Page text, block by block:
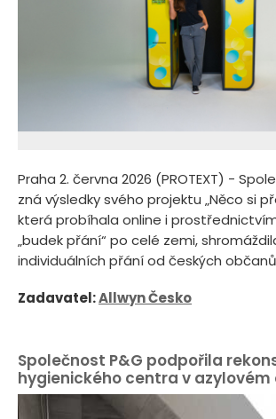
Praha 2. června 2026 (PROTEXT) -
zná výsledky svého projektu „Něco si
která probíhala online i
„budek přání“ po celé zemi,
individuálních přání od českých
Zadavatel:Allwyn Česko
Společnost P&G podpořila
hygienického centra v azylovém